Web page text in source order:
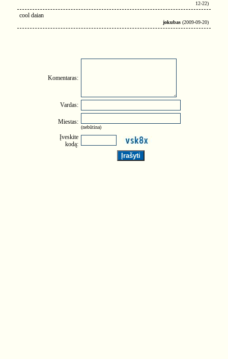
12-22)
cool daian
jokubas (2009-09-20)
Komentaras:
Vardas:
Miestas:
(nebūtina)
Įveskite
kodą: